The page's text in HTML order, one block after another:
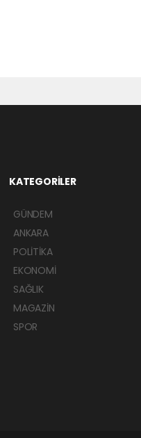
KATEGORİLER
GÜNDEM
ANKARA
POLİTİKA
EKONOMİ
SAĞLIK
MAGAZİN
SPOR